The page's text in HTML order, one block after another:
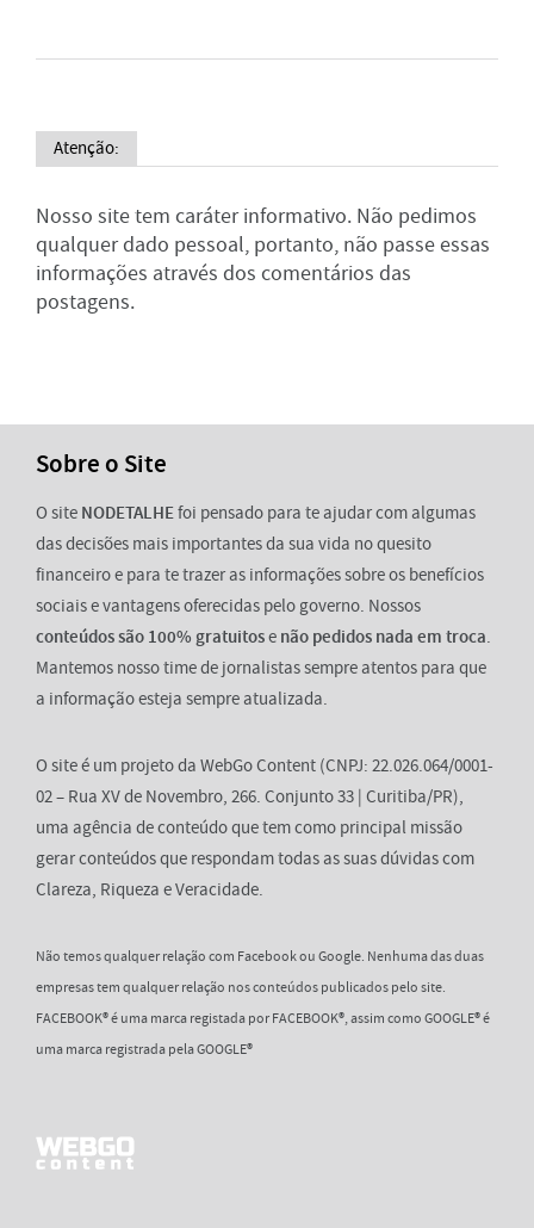
Atenção:
Nosso site tem caráter informativo. Não pedimos
qualquer dado pessoal, portanto, não passe essas
informações através dos comentários das
postagens.
Sobre o Site
O site NODETALHEfoi pensado para te ajudar com algumas
das decisões mais importantes da sua vida no quesito
financeiro e para te trazer as informações sobre os benefícios
sociais e vantagens oferecidas pelo governo. Nossos
conteúdos são 100% gratuitose não pedidos nada em troca.
Mantemos nosso time de jornalistas sempre atentos para que
a informação esteja sempre atualizada.
O site é um projeto da WebGo Content (CNPJ: 22.026.064/0001-
02 – Rua XV de Novembro, 266. Conjunto 33 | Curitiba/PR),
uma agência de conteúdo que tem como principal missão
gerar conteúdos que respondam todas as suas dúvidas com
Clareza, Riqueza e Veracidade.
Não temos qualquer relação com Facebook ou Google. Nenhuma das duas
empresas tem qualquer relação nos conteúdos publicados pelo site.
FACEBOOK® é uma marca registada por FACEBOOK®, assim como GOOGLE® é
uma marca registrada pela GOOGLE®